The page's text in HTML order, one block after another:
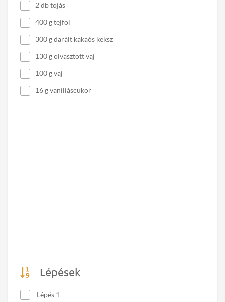
2 db tojás
400 g tejföl
300 g darált kakaós keksz
130 g olvasztott vaj
100 g vaj
16 g vaníliáscukor
Lépések
Lépés 1